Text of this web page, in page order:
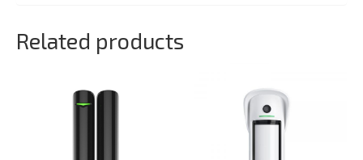
Related products